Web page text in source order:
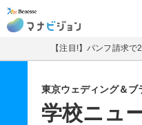
マナビジョン
【注目!】パンフ請求
東京ウェディング＆ブ
学校ニュ